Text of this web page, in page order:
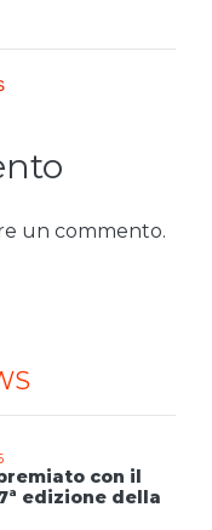
un commento.
con il
edizione della